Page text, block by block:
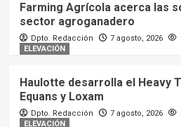
Farming Agrícola acerca las
sector agroganadero
Dpto. Redacción 7 agosto, 2026
ELEVACIÓN
Haulotte desarrolla el Heavy
Equans y Loxam
Dpto. Redacción 7 agosto, 2026
ELEVACIÓN